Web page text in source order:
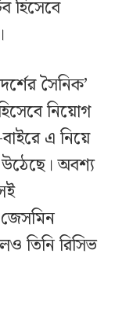
হিসেবে
সৈনিক’
নিয়োগ
এ নিয়ে
অবশ্য
তিনি রিসিভ